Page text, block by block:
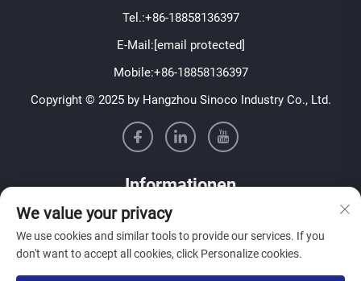
Tel.:+86-18858136397
E-Mail:[email protected]
Mobile:+86-18858136397
Copyright © 2025 by Hangzhou Sinoco Industry Co., Ltd.
Informationen
Melden Sie sich für unseren wöchentlichen Newsletter an
We value your privacy
We use cookies and similar tools to provide our services. If you
don't want to accept all cookies, click Personalize cookies.